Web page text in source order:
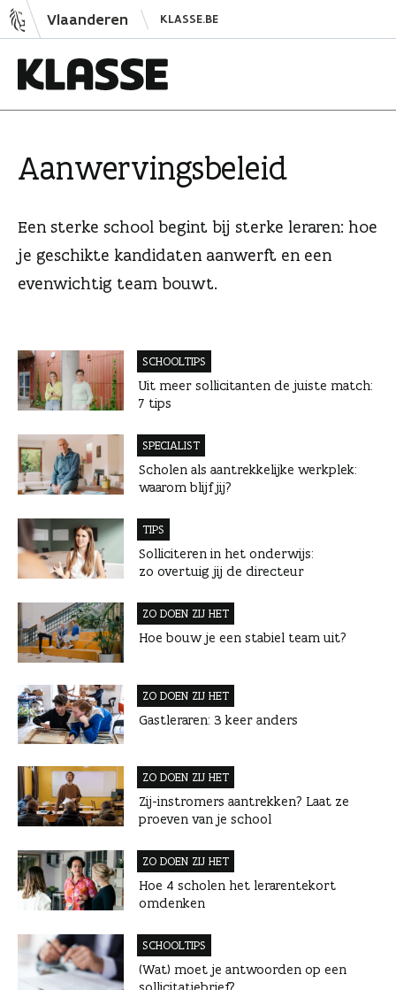
N
a
Vlaanderen KLASSE.BE
s
Aanwervingsbeleid
Een sterke school begint bij sterke leraren: hoe
je geschikte kandidaten aanwerft en een
evenwichtig team bouwt.
SCHOOLTIPS
Uit meer sollicitanten de juiste match:
7 tips
SPECIALIST
Scholen als aantrekkelijke werkplek:
waarom blijf jij?
TIPS
Solliciteren in het onderwijs:
zo overtuig jij de directeur
ZO DOEN ZIJ HET
Hoe bouw je een stabiel team uit?
ZO DOEN ZIJ HET
Gastleraren: 3 keer anders
ZO DOEN ZIJ HET
Zij-instromers aantrekken? Laat ze
proeven van je school
ZO DOEN ZIJ HET
Hoe 4 scholen het lerarentekort
omdenken
SCHOOLTIPS
(Wat) moet je antwoorden op een